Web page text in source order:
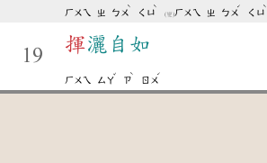
ㄏㄨㄟ ㄓ ㄅㄨ
ˋ
ㄑㄩ
ˋ
(變)ㄏㄨㄟ ㄓ ㄅㄨ
ˊ
ㄑㄩ
ˋ
19
揮灑自如
ㄏㄨㄟ ㄙㄚ
ˇ
ㄗ
ˋ
ㄖㄨ
ˊ